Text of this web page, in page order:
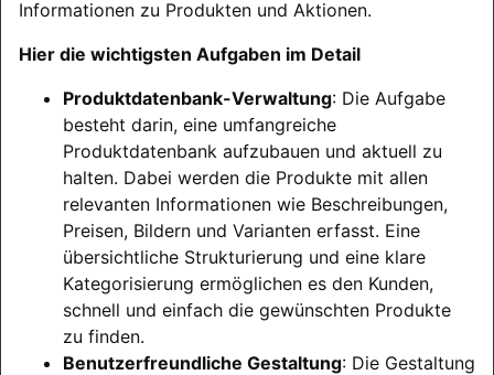
Informationen zu Produkten und Aktionen.
Hier die wichtigsten Aufgaben im Detail
Produktdatenbank-Verwaltung: Die Aufgabe
besteht darin, eine umfangreiche
Produktdatenbank aufzubauen und aktuell zu
halten. Dabei werden die Produkte mit allen
relevanten Informationen wie Beschreibungen,
Preisen, Bildern und Varianten erfasst. Eine
übersichtliche Strukturierung und eine klare
Kategorisierung ermöglichen es den Kunden,
schnell und einfach die gewünschten Produkte
zu finden.
Benutzerfreundliche Gestaltung: Die Gestaltung